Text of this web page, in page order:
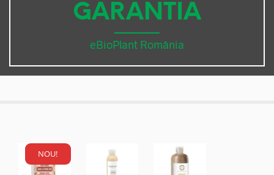
GARANTIA
eBioPlant România
NOU!